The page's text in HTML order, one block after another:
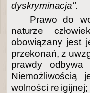
dyskryminacja".
Prawo do
naturze
obowiązany jest
przekonań, z
prawdy
Niemożliwością
wolności